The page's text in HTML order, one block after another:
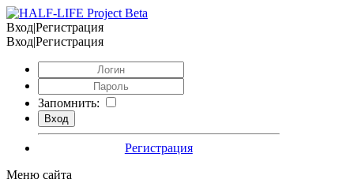
Вход|Регистрация
Вход|Регистрация
Запомнить:
Регистрация
Меню сайта